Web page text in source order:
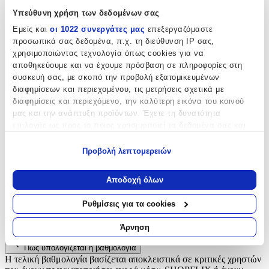
Υπεύθυνη χρήση των δεδομένων σας
Εμείς και οι 1022 συνεργάτες μας επεξεργαζόμαστε
προσωπικά σας δεδομένα, π.χ. τη διεύθυνση IP σας,
χρησιμοποιώντας τεχνολογία όπως cookies για να
αποθηκεύουμε και να έχουμε πρόσβαση σε πληροφορίες στη
συσκευή σας, με σκοπό την προβολή εξατομικευμένων
διαφημίσεων και περιεχομένου, τις μετρήσεις σχετικά με
διαφημίσεις και περιεχόμενο, την καλύτερη εικόνα του κοινού
μας και την ανάπτυξη προϊόντων. Έχετε τη δυνατότητα
Να συλλέξουμε πληροφορίες σχετικά με τη γεωγραφική
σας τοποθεσία, οι οποίες μπορεί να είναι ακριβείς σε
απόσταση μερικών μέτρων
Να αναγνωρίσουμε τη συσκευή σας σαρώνοντας ενεργά
για συγκεκριμένα χαρακτηριστικά (δακτυλικό αποτύπωμα)
Μάθετε περισσότερα σχετικά με τον τρόπο επεξεργασίας των
προσωπικών σας δεδομένων και καθορίστε τις προτιμήσεις σας
στηνενότητα “Λεπτομέρειες”. Μπορείτε να αλλάξετε ή να
Προβολή λεπτομερειών
Αποδοχή όλων
Ρυθμίσεις για τα cookies
Άρνηση
Είδος:
Φερμουάρ
Χαρακτηριστικά
Χαρακτηριστικά
Αξιολογήσεις
Προς το παρόν δεν υπάρχουν άλλες αξιολογήσεις. Όταν
προστεθούν, θα εμφανιστούν εδώ.
Πώς υπολογίζεται η βαθμολογία
Η τελική βαθμολογία βασίζεται αποκλειστικά σε κριτικές χρηστών